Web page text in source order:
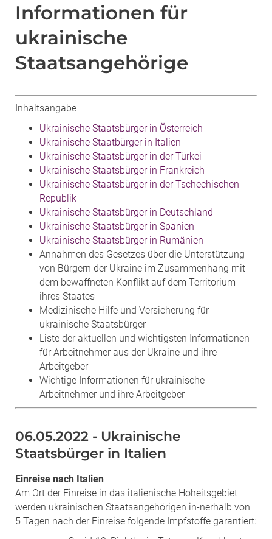
Informationen für
ukrainische
Staatsangehörige
Inhaltsangabe
Ukrainische Staatsbürger in Österreich
Ukrainische Staatbürger in Italien
Ukrainische Staatsbürger in der Türkei
Ukrainische Staatsbürger in Frankreich
Ukrainische Staatsbürger in der Tschechischen
Republik
Ukrainische Staatsbürger in Deutschland
Ukrainische Staatsbürger in Spanien
Ukrainische Staatsbürger in Rumänien
Annahmen des Gesetzes über die Unterstützung
von Bürgern der Ukraine im Zusammenhang mit
dem bewaffneten Konflikt auf dem Territorium
ihres Staates
Medizinische Hilfe und Versicherung für
ukrainische Staatsbürger
Liste der aktuellen und wichtigsten Informationen
für Arbeitnehmer aus der Ukraine und ihre
Arbeitgeber
Wichtige Informationen für ukrainische
Arbeitnehmer und ihre Arbeitgeber
06.05.2022 - Ukrainische
Staatsbürger in Italien
Einreise nach Italien
Am Ort der Einreise in das italienische Hoheitsgebiet
werden ukrainischen Staatsangehörigen in-nerhalb von
5 Tagen nach der Einreise folgende Impfstoffe garantiert: